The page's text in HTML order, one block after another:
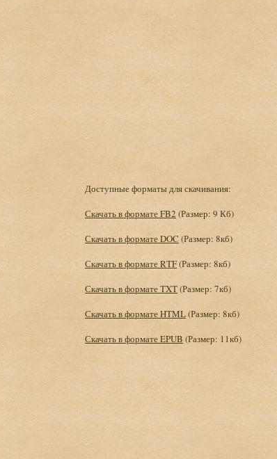
Доступные форматы для скачивания:
Скачать в формате FB2 (Размер: 9 Кб)
Скачать в формате DOC (Размер: 8кб)
Скачать в формате RTF(Размер: 8кб)
Скачать в формате TXT(Размер: 7кб)
Скачать в формате HTML(Размер: 8кб)
Скачать в формате EPUB (Размер: 11кб)